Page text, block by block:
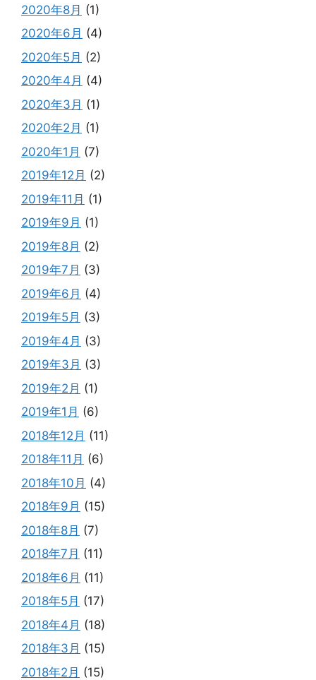
2020年8月 (1)
2020年6月 (4)
2020年5月 (2)
2020年4月 (4)
2020年3月 (1)
2020年2月 (1)
2020年1月 (7)
2019年12月 (2)
2019年11月 (1)
2019年9月 (1)
2019年8月 (2)
2019年7月 (3)
2019年6月 (4)
2019年5月 (3)
2019年4月 (3)
2019年3月 (3)
2019年2月 (1)
2019年1月 (6)
2018年12月 (11)
2018年11月 (6)
2018年10月 (4)
2018年9月 (15)
2018年8月 (7)
2018年7月 (11)
2018年6月 (11)
2018年5月 (17)
2018年4月 (18)
2018年3月 (15)
2018年2月 (15)